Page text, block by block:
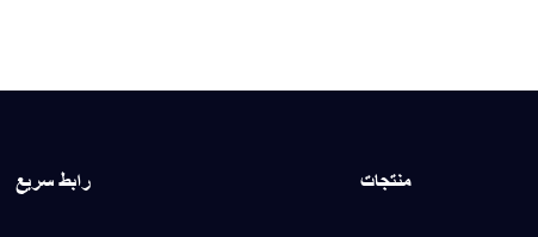
رابط سريع منتجات